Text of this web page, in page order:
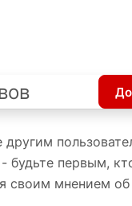
другим
будьте первым,
своим мнением